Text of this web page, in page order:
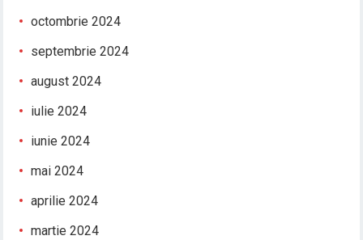
octombrie 2024
septembrie 2024
august 2024
iulie 2024
iunie 2024
mai 2024
aprilie 2024
martie 2024